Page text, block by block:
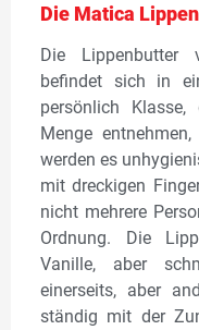
Die Matica
Die Lippenbutter
befindet sich in
persönlich
Menge
werden es
mit dreckigen
nicht mehrere
Ordnung. Die
Vanille, aber
einerseits, aber
ständig mit der